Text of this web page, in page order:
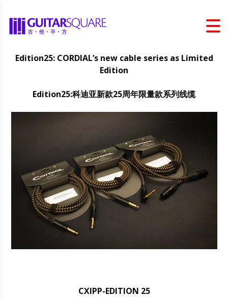
Edition25: CORDIAL’s new cable series as Limited
Edition
Edition25:科迪亚新款25周年限量款系列线缆
CXIPP-EDITION 25